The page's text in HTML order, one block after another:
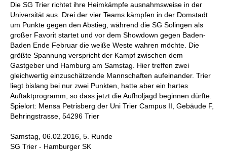
Die SG Trier richtet ihre Heimkämpfe ausnahmsweise in der
Universität aus. Drei der vier Teams kämpfen in der Domstadt
um Punkte gegen den Abstieg, während die SG Solingen als
großer Favorit startet und vor dem Showdown gegen Baden-
Baden Ende Februar die weiße Weste wahren möchte. Die
größte Spannung verspricht der Kampf zwischen dem
Gastgeber und Hamburg am Samstag. Hier treffen zwei
gleichwertig einzuschätzende Mannschaften aufeinander. Trier
liegt bislang bei nur zwei Punkten, hatte aber ein hartes
Auftaktprogramm, so dass jetzt die Aufholjagd beginnen dürfte.
Spielort: Mensa Petrisberg der Uni Trier Campus II, Gebäude F,
Behringstrasse, 54296 Trier
Samstag, 06.02.2016, 5. Runde
SG Trier - Hamburger SK